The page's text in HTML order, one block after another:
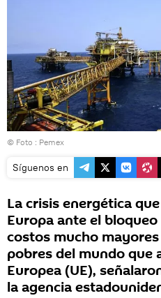
© Foto : Pemex
Síguenos en
La crisis energética
Europa ante el
costos mucho
pobres del mundo que
Europea (UE),
la agencia